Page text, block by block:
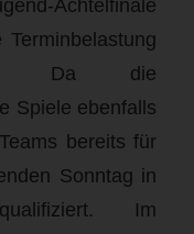
Achtelfinale
Da die
Spiele ebenfalls
bereits für
Sonntag in
Im